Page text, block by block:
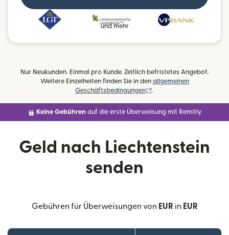
und mehr
Nur Neukunden. Einmal pro Kunde. Zeitlich befristetes Angebot.
Weitere Einzelheiten finden Sie in den allgemeinen
Geschäftsbedingungen
.
Keine Gebühren auf die erste Überweisung mit Remitly
Geld nach Liechtenstein
senden
Gebühren für Überweisungen von EUR in EUR